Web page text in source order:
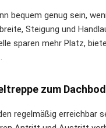
bequem genug sein,
Steigung und
sparen mehr Platz,
zum
regelmäßig erreichbar